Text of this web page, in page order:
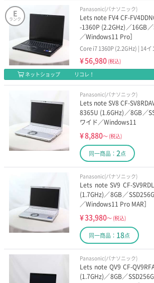
E
ランク
Panasonic(パナソニック)
Lets note FV4 CF-
-1360P (2.2GHz)／16GB
／Windows11 Pro］
Core i7 1360P (2.2GHz) | 14
¥56,980 (税込)
ネットショップ
リコレ！
Panasonic(パナソニック)
Lets note SV8 CF-
8365U (1.6GHz)／8GB／
ワイド／Windows11
¥8,880～ (税込)
同一商品： 2点
Panasonic(パナソニック)
Lets note SV9 CF-
(1.7GHz)／8GB／
／Windows11 Pro MAR］
¥33,980～ (税込)
同一商品： 18点
Panasonic(パナソニック)
Lets note QV9 CF-
(1.7GHz)／8GB／